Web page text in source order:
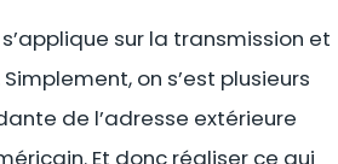
sur la transmission et
on s’est plusieurs
de l’adresse extérieure
Et donc réaliser ce qui